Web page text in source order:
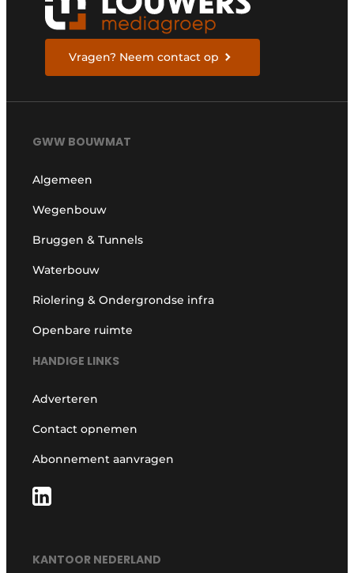
Vragen? Neem contact op
GWW BOUWMAT
Algemeen
Wegenbouw
Bruggen & Tunnels
Waterbouw
Riolering & Ondergrondse infra
Openbare ruimte
HANDIGE LINKS
Adverteren
Contact opnemen
Abonnement aanvragen
KANTOOR NEDERLAND